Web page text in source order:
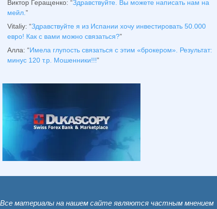
Виктор Геращенко: “Здравствуйте. Вы можете написать нам на
мейл. ”
Vitaliy: “Здравствуйте я из Испании хочу инвестировать 50.000
евро! Как с вами можно связаться?”
Алла: “Имела глупость связаться с этим «брокером». Результат:
минус 120 т.р. Мошенники!!!”
Все материалы на нашем сайте являются частным мнением